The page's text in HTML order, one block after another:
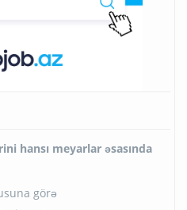
hansı meyarlar əsasında
görə